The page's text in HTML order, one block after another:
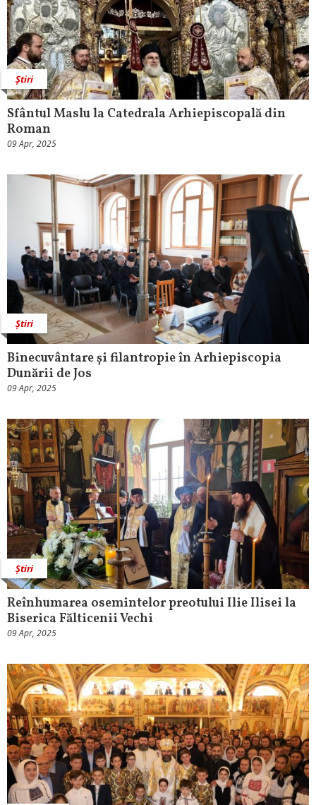
Știri
Sfântul Maslu la Catedrala Arhiepiscopală din
Roman
09 Apr, 2025
Știri
Binecuvântare și filantropie în Arhiepiscopia
Dunării de Jos
09 Apr, 2025
Știri
Reînhumarea osemintelor preotului Ilie Ilisei la
Biserica Fălticenii Vechi
09 Apr, 2025